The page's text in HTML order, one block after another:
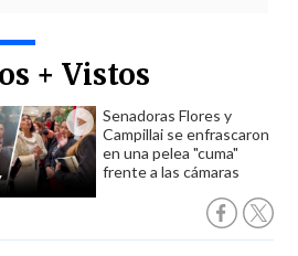
+ Vistos
Senadoras Flores y
Campillai se enfrascaron
en una pelea "cuma"
frente a las cámaras